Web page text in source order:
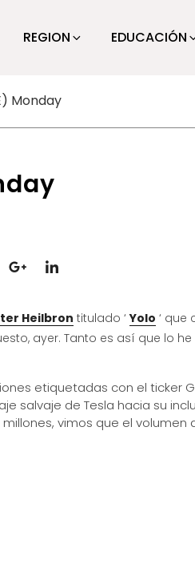
REGION EDUCACIÓN
Monday
Heilbron titulado ‘Yolo ‘ que
ayer. Tanto es así que lo
etiquetadas con el ticker
salvaje de Tesla hacia su
vimos que el volumen